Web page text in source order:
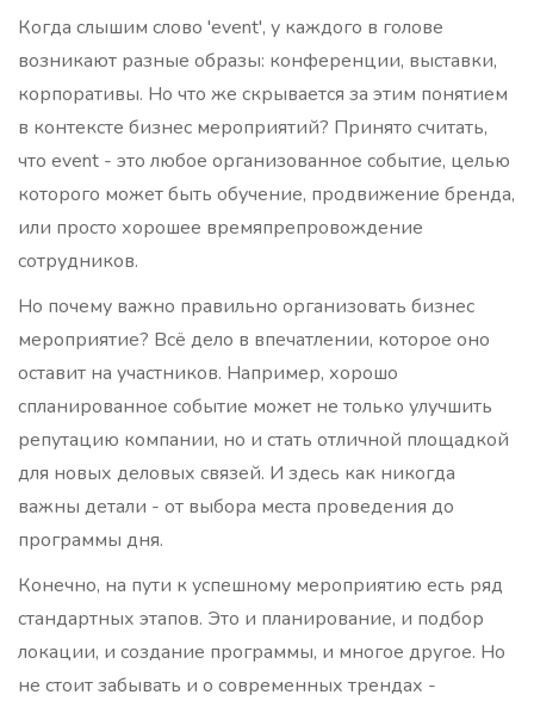
Когда слышим слово 'event', у каждого в голове
возникают разные образы: конференции, выставки,
корпоративы. Но что же скрывается за этим понятием
в контексте бизнес мероприятий? Принято считать,
что event - это любое организованное событие, целью
которого может быть обучение, продвижение бренда,
или просто хорошее времяпрепровождение
сотрудников.
Но почему важно правильно организовать бизнес
мероприятие? Всё дело в впечатлении, которое оно
оставит на участников. Например, хорошо
спланированное событие может не только улучшить
репутацию компании, но и стать отличной площадкой
для новых деловых связей. И здесь как никогда
важны детали - от выбора места проведения до
программы дня.
Конечно, на пути к успешному мероприятию есть ряд
стандартных этапов. Это и планирование, и подбор
локации, и создание программы, и многое другое. Но
не стоит забывать и о современных трендах -